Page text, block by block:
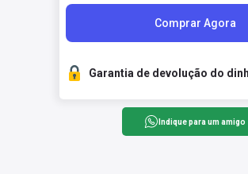
Comprar Agora
Garantia de devolução do
Indique para um amigo